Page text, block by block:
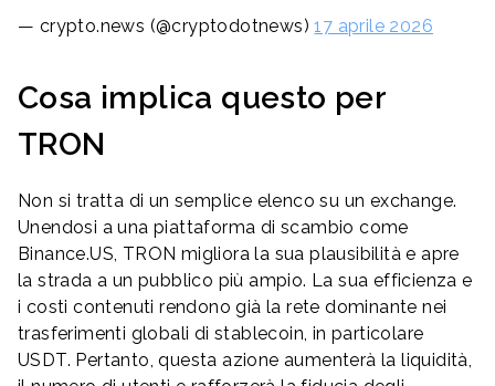
— crypto.news (@cryptodotnews)17 aprile 2026
Cosa implica questo per
TRON
Non si tratta di un semplice elenco su un exchange.
Unendosi a una piattaforma di scambio come
Binance.US, TRON migliora la sua plausibilità e apre
la strada a un pubblico più ampio. La sua efficienza e
i costi contenuti rendono già la rete dominante nei
trasferimenti globali di stablecoin, in particolare
USDT. Pertanto, questa azione aumenterà la liquidità,